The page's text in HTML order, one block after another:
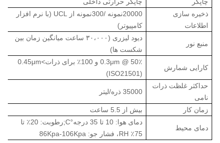
چاپگر
چاپگر حرارتی داخلی
ذخیره سازی
اطلاعات
20000نمونه /300نمونه از UCL (با نرم افزار
کامپیوتر)
منبع نور
دیود لیزری (۳۰،۰۰۰ ساعت میانگین زمان بین
شکست ها)
کارایی شمارش
50٪ @ 0.3μm و 100٪ برای ذرات >
0.45μm
(ISO21501)
حداکثر غلظت ذرات
نامی
35000 ذره/لیتر
زمان کار بیش از 5.5 ساعت
دمای محیط
دمای هوا: 10 تا 35 درجه °C
;
رطوبت: 20٪ تا
75٪ RH، فشار جو: 86Kpa-106Kpa